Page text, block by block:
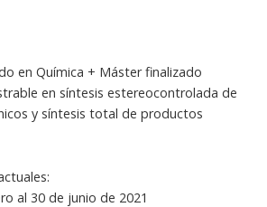
en Química + Máster finalizado
en síntesis estereocontrolada de
y síntesis total de productos
al 30 de junio de 2021